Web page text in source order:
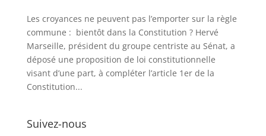
Les croyances ne peuvent pas l’emporter sur la règle
commune : bientôt dans la Constitution ? Hervé
Marseille, président du groupe centriste au Sénat, a
déposé une proposition de loi constitutionnelle
visant d’une part, à compléter l’article 1er de la
Constitution...
Suivez-nous